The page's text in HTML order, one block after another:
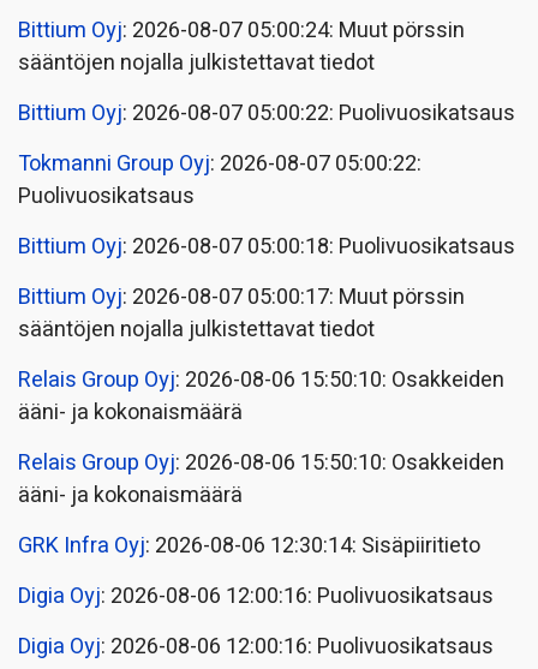
Bittium Oyj: 2026-08-07 05:00:24: Muut pörssin
sääntöjen nojalla julkistettavat tiedot
Bittium Oyj: 2026-08-07 05:00:22: Puolivuosikatsaus
Tokmanni Group Oyj: 2026-08-07 05:00:22:
Puolivuosikatsaus
Bittium Oyj: 2026-08-07 05:00:18: Puolivuosikatsaus
Bittium Oyj: 2026-08-07 05:00:17: Muut pörssin
sääntöjen nojalla julkistettavat tiedot
Relais Group Oyj: 2026-08-06 15:50:10: Osakkeiden
ääni- ja kokonaismäärä
Relais Group Oyj: 2026-08-06 15:50:10: Osakkeiden
ääni- ja kokonaismäärä
GRK Infra Oyj: 2026-08-06 12:30:14: Sisäpiiritieto
Digia Oyj: 2026-08-06 12:00:16: Puolivuosikatsaus
Digia Oyj: 2026-08-06 12:00:16: Puolivuosikatsaus